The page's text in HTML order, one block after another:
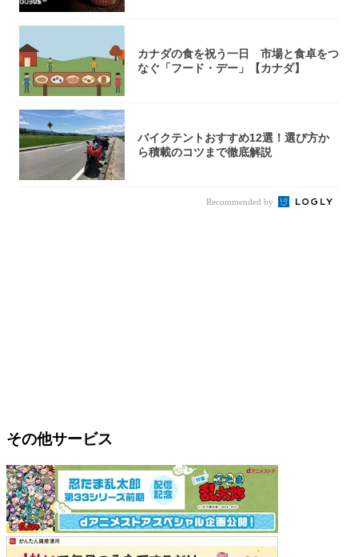
カナダの食を祝う一日 市場と食卓をつ
なぐ「フード・デー」【カナダ】
バイクテントおすすめ12選！選び方か
ら積載のコツまで徹底解説
Recommended by
その他サービス